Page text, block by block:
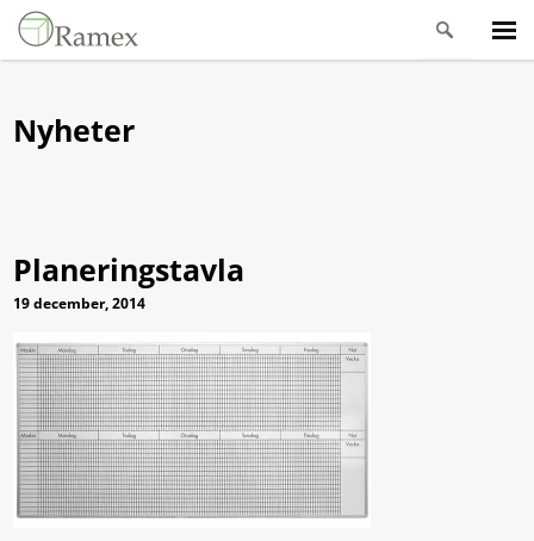
Nyheter
Planeringstavla
19 december, 2014